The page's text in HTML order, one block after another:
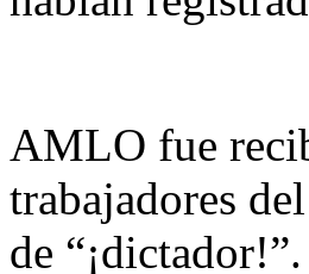
AMLO fue
trabajadores
de